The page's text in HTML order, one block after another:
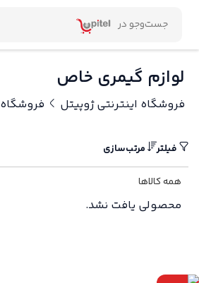
لوازم گیمری خاص
فروشگاه اینترنتی ژوپیتل فروشگاه
فیلتر مرتب‌سازی
همه کالاها
محصولی یافت نشد.